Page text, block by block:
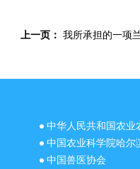
上一页： 我所承担的一项
中华人民共和国农业
中国农业科学院哈尔
中国兽医协会